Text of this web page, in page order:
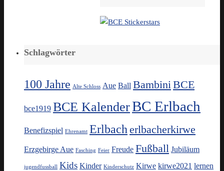
Schlagwörter
100 Jahre Alte Schloss Aue Ball BambiniBCE
bce1919 BCE KalenderBC Erlbach
Benefizspiel Ehrenamt Erlbach erlbacherkirwe
Erzgebirge Aue Fasching Feier Freude Fußball Jubiläum
jugendfussball Kids Kinder Kinderschutz Kirwe kirwe2021 lernen